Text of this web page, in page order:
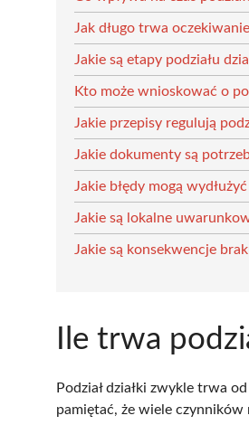
Jak długo trwa
Jakie są etapy podziału
Kto może wnioskować o
Jakie przepisy regulują
Jakie dokumenty są
Jakie błędy mogą
Jakie są lokalne
Jakie są konsekwencje
Ile trwa
Podział działki zwykle trwa od
pamiętać, że wiele czynników